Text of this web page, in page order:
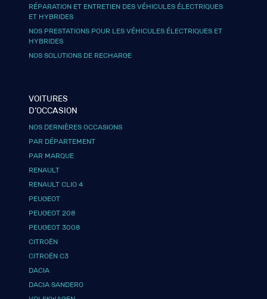
RÉPARATION ET ENTRETIEN DES VÉHICULES ÉLECTRIQUES
ET HYBRIDES
NOS PRESTATIONS POUR LES VÉHICULES ÉLECTRIQUES ET
HYBRIDES
NOS SOLUTIONS DE RECHARGE
VOITURES
D’OCCASION
NOS DERNIÈRES OCCASIONS
PAR DÉPARTEMENT
PAR MARQUE
RENAULT
RENAULT CLIO 4
PEUGEOT
PEUGEOT 208
PEUGEOT 3008
CITROËN
CITROËN C3
DACIA
DACIA SANDERO